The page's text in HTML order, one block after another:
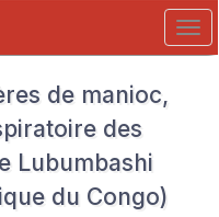
de manioc,
des
Lubumbashi
du Congo)